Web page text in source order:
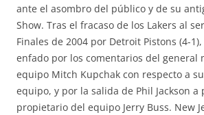
ante el asombro del público y de su
Show. Tras el fracaso de los Lakers al
Finales de 2004 por Detroit Pistons (4-1),
enfado por los comentarios del general
equipo Mitch Kupchak con respecto a
equipo, y por la salida de Phil Jackson a
propietario del equipo Jerry Buss. New